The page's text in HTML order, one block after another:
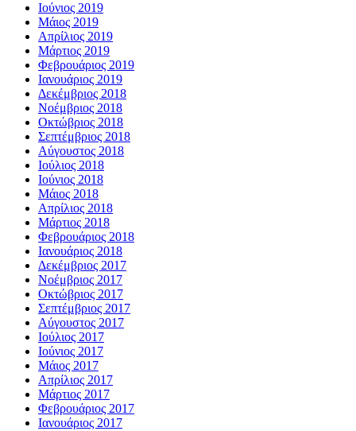
Ιούνιος 2019
Μάιος 2019
Απρίλιος 2019
Μάρτιος 2019
Φεβρουάριος 2019
Ιανουάριος 2019
Δεκέμβριος 2018
Νοέμβριος 2018
Οκτώβριος 2018
Σεπτέμβριος 2018
Αύγουστος 2018
Ιούλιος 2018
Ιούνιος 2018
Μάιος 2018
Απρίλιος 2018
Μάρτιος 2018
Φεβρουάριος 2018
Ιανουάριος 2018
Δεκέμβριος 2017
Νοέμβριος 2017
Οκτώβριος 2017
Σεπτέμβριος 2017
Αύγουστος 2017
Ιούλιος 2017
Ιούνιος 2017
Μάιος 2017
Απρίλιος 2017
Μάρτιος 2017
Φεβρουάριος 2017
Ιανουάριος 2017